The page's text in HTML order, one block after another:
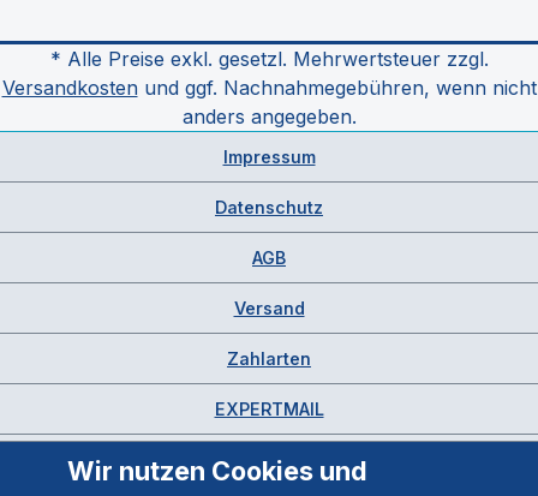
* Alle Preise exkl. gesetzl. Mehrwertsteuer zzgl.
Versandkostenund ggf. Nachnahmegebühren, wenn nicht
anders angegeben.
Impressum
Datenschutz
AGB
Versand
Zahlarten
EXPERTMAIL
Wir nutzen Cookies und